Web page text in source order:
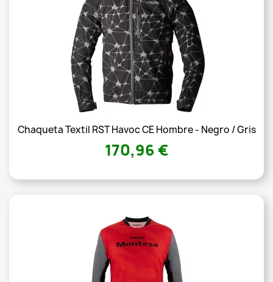
Chaqueta Textil RST Havoc CE Hombre - Negro / Gris
170,96 €